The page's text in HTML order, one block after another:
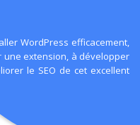
WordPress efficacement,
une extension, à développer
le SEO de cet excellent